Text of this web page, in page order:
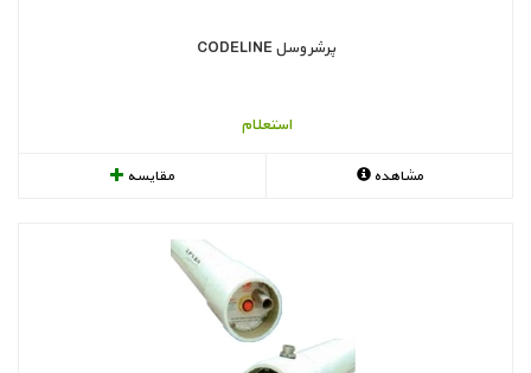
پرشر وسل CODELINE
استعلام
مقایسه مشاهده